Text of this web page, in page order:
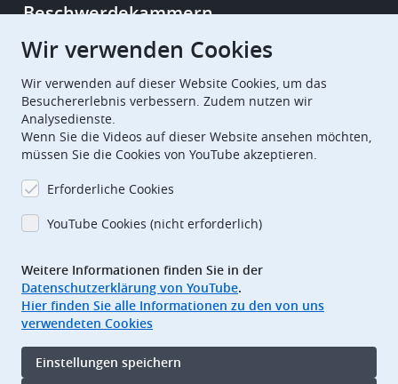
Beschwerdekammern
EuropeanPatentOffice
EPO Procurement
TheEPO
Footer
Impressum
Nutzungsbedingungen
Wir verwenden Cookies
Wir verwenden auf dieser Website Cookies, um das
Besuchererlebnis verbessern. Zudem nutzen wir
Analysedienste.
Wenn Sie die Videos auf dieser Website ansehen möchten,
müssen Sie die Cookies von YouTube akzeptieren.
Erforderliche Cookies
YouTube Cookies (nicht erforderlich)
Weitere Informationen finden Sie in der
Datenschutzerklärung von YouTube.
Hier finden Sie alle Informationen zu den von uns
verwendeten Cookies
Einstellungen speichern